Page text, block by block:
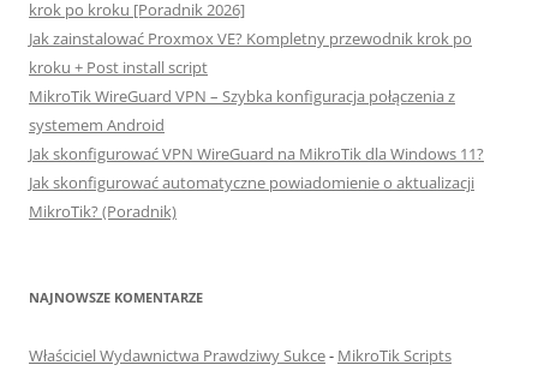
krok po kroku [Poradnik 2026]
Jak zainstalować Proxmox VE? Kompletny przewodnik krok po
kroku + Post install script
MikroTik WireGuard VPN – Szybka konfiguracja połączenia z
systemem Android
Jak skonfigurować VPN WireGuard na MikroTik dla Windows 11?
Jak skonfigurować automatyczne powiadomienie o aktualizacji
MikroTik? (Poradnik)
NAJNOWSZE KOMENTARZE
Właściciel Wydawnictwa Prawdziwy Sukce- MikroTik Scripts